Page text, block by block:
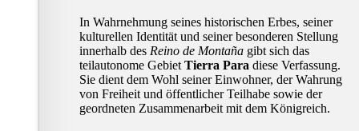
In Wahrnehmung seines historischen Erbes, seiner
kulturellen Identität und seiner besonderen Stellung
innerhalb des Reino de Montaña gibt sich das
teilautonome Gebiet Tierra Para diese Verfassung.
Sie dient dem Wohl seiner Einwohner, der Wahrung
von Freiheit und öffentlicher Teilhabe sowie der
geordneten Zusammenarbeit mit dem Königreich.